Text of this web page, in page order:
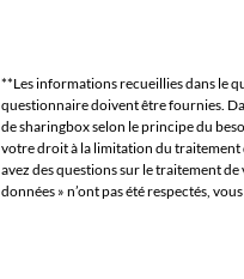
**Les informations recueillies dans le
questionnaire doivent être fournies.
de sharingbox selon le principe du
votre droit à la limitation du traitement
avez des questions sur le traitement
données » n’ont pas été respectés,